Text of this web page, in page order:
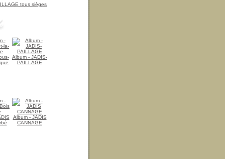
tous sièges
Album - JADIS-
PAILLAGE
Album - JADIS
CANNAGE